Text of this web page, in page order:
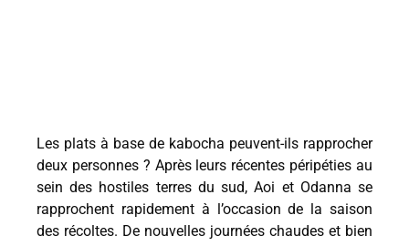
Les plats à base de kabocha peuvent-ils rapprocher
deux personnes ? Après leurs récentes péripéties au
sein des hostiles terres du sud, Aoi et Odanna se
rapprochent rapidement à l’occasion de la saison
des récoltes. De nouvelles journées chaudes et bien